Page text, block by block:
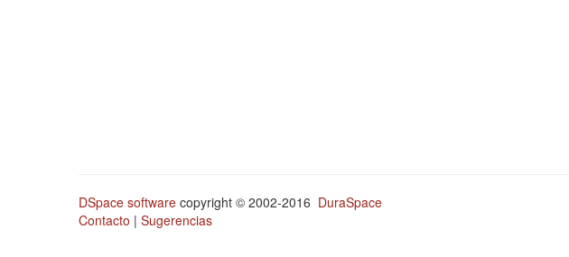
DSpace software copyright © 2002-2016 DuraSpace
Contacto | Sugerencias